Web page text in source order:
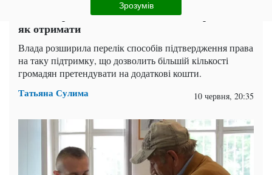
Зрозумів
Пенсіонерам доплатять майже 2600 гривень:
як отримати
Влада розширила перелік способів підтвердження права
на таку підтримку, що дозволить більшій кількості
громадян претендувати на додаткові кошти.
Татьяна Сулима 10 червня, 20:35